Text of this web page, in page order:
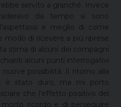
servito a granché. Invece
da tempo si sono
e meglio di come
modo di ricevere a più riprese
stima di alcuni dei compagni
alcuni punti interrogativi
possibilità. Il ritorno alla
è stato duro, ma mi porto
che l’effetto positivo del
ricordo e di perseguire